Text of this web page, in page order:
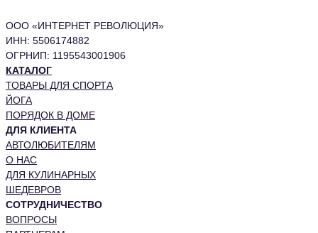
ООО «ИНТЕРНЕТ РЕВОЛЮЦИЯ»
ИНН: 5506174882
ОГРНИП: 1195543001906
КАТАЛОГ
ТОВАРЫ ДЛЯ СПОРТА
ЙОГА
ПОРЯДОК В ДОМЕ
ДЛЯ КЛИЕНТА
АВТОЛЮБИТЕЛЯМ
О НАС
ДЛЯ КУЛИНАРНЫХ
ШЕДЕВРОВ
СОТРУДНИЧЕСТВО
ВОПРОСЫ